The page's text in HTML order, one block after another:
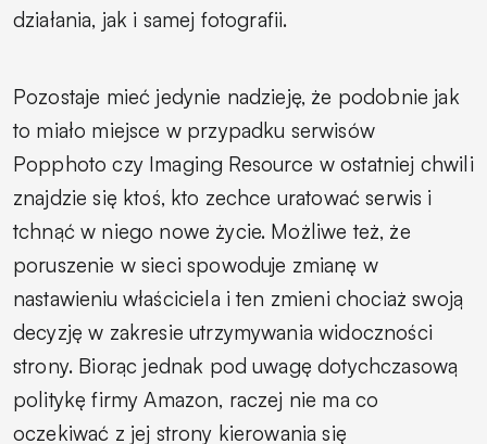
działania, jak i samej fotografii.
Pozostaje mieć jedynie nadzieję, że podobnie jak
to miało miejsce w przypadku serwisów
Popphoto czy Imaging Resource w ostatniej chwili
znajdzie się ktoś, kto zechce uratować serwis i
tchnąć w niego nowe życie. Możliwe też, że
poruszenie w sieci spowoduje zmianę w
nastawieniu właściciela i ten zmieni chociaż swoją
decyzję w zakresie utrzymywania widoczności
strony. Biorąc jednak pod uwagę dotychczasową
politykę firmy Amazon, raczej nie ma co
oczekiwać z jej strony kierowania się